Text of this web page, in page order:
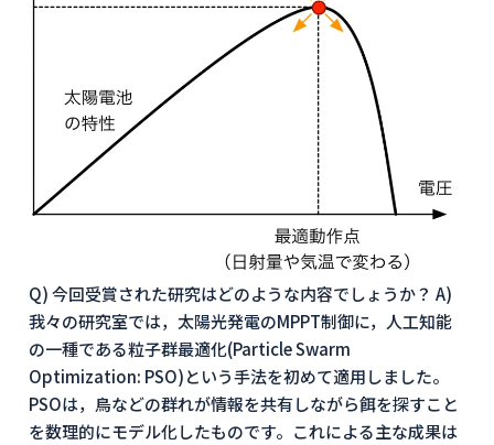
Q) 今回受賞された研究はどのような内容でしょうか？ A)
我々の研究室では，太陽光発電のMPPT制御に，人工知能
の一種である粒子群最適化(Particle Swarm
Optimization: PSO)という手法を初めて適用しました。
PSOは，鳥などの群れが情報を共有しながら餌を探すこと
を数理的にモデル化したものです。これによる主な成果は